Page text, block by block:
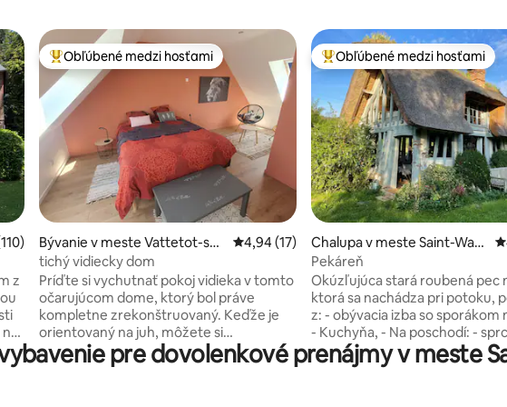
ohodnotenie 4,9 z 5, počet hodnotení: 110
z
pár
Najobľúbenejšie medzi hosťami
Obľúbené medzi hosťami
Bývanie v meste Vattetot-sou
s-Beaumont
Priemerné ohodnotenie 4,94 z 5, počet
4,94 (17)
tichý vidiecky dom
Príďte si vychutnať pokoj vidieka v tomto
očarujúcom dome, ktorý bol práve
kompletne zrekonštruovaný. Keďže je
orientovaný na juh, môžete si
vychutnávať lúče normandského slnka
po celý deň. Nachádza sa menej ako 25
Najobľúbenejšie medzi hosťami
Obľúbené medzi hosťami
Chalupa v meste Saint-Wan
drille-Rançon
Pekáreň
Okúzľujúca stará roubená pec
ktorá sa nachádza pri potoku,
z: - obývacia izba so sporákom
- Kuchyňa, - Na poschodí: - sprchovací
kút/WC prístupné po
rebríku (pozri fotky), - Spálňa s
pre dovolenkové prenájmy v meste